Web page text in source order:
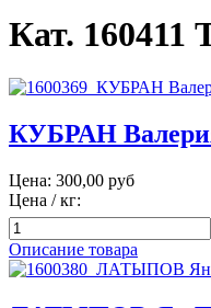
Кат. 160411
КУБРАН
Цена: 300,00 руб
Цена / кг:
Описание товара